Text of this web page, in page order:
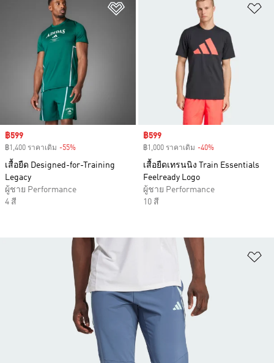
เพิ่มไปยังรายการสินค้าโปรด
Sale price
฿599
฿1,400 ราคาเดิม -55%
เสื้อยืด Designed-for-Training
Legacy
ผู้ชาย Performance
4 สี
Sale price
฿599
฿1,000 ราคาเดิม -40%
เสื้อยืดเทรนนิง Train Essentials
Feelready Logo
ผู้ชาย Performance
10 สี